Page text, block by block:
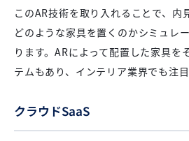
このAR技術を取り入れることで、内
どのような家具を置くのかシミュレ
ります。ARによって配置した家具を
テムもあり、インテリア業界でも注
クラウドSaaS